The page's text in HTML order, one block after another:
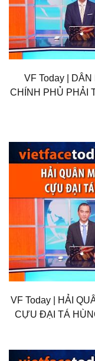
VF Today | DÂN
CHÍNH PHỦ PHẢI
VF Today | HẢI
CỰU ĐẠI TÁ